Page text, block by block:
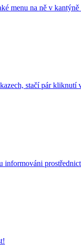
menu na ně v kantýně
stačí pár kliknutí
informováni